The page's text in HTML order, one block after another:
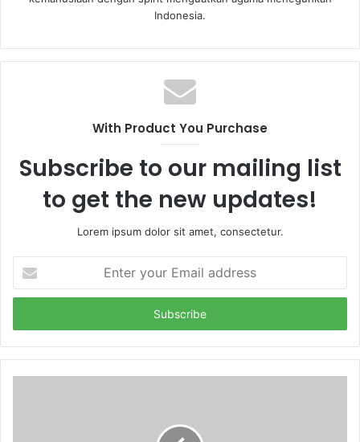
Indonesia.
With Product You Purchase
Subscribe to our mailing list
to get the new updates!
Lorem ipsum dolor sit amet, consectetur.
t
r
y